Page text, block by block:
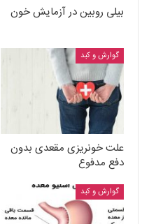
بیلی روبین در آزمایش خون
گوارش و کبد
علت خونریزی مقعدی بدون
دفع مدفوع
گوارش و کبد